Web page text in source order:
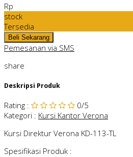
Rp
stock
Tersedia
Pemesanan via SMS
share
Deskripsi Produk
Rating : 0/5
Kategori : Kursi Kantor Verona
Kursi Direktur Verona KD-113-TL
Spesifikasi Produk :